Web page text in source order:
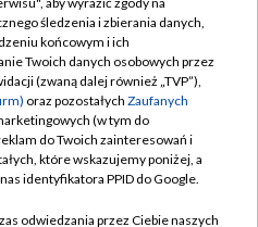
TVP
TVP
prywatności
zgody
Pomoc
śledzenia i zbierania danych,
końcowym i ich
Twoich danych osobowych przez
(zwaną dalej również „TVP”),
oraz pozostałych Zaufanych
(w tym do
do Twoich zainteresowań i
które wskazujemy poniżej, a
identyfikatora PPID do Google.
odwiedzania przez Ciebie naszych